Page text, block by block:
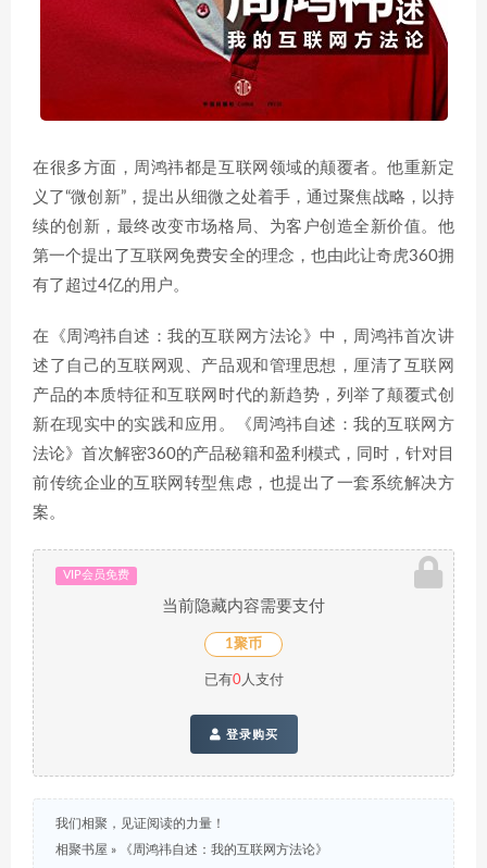
在很多方面，周鸿祎都是互联网领域的颠覆者。他重新定
义了“微创新”，提出从细微之处着手，通过聚焦战略，以持
续的创新，最终改变市场格局、为客户创造全新价值。他
第一个提出了互联网免费安全的理念，也由此让奇虎360拥
有了超过4亿的用户。
在《周鸿祎自述：我的互联网方法论》中，周鸿祎首次讲
述了自己的互联网观、产品观和管理思想，厘清了互联网
产品的本质特征和互联网时代的新趋势，列举了颠覆式创
新在现实中的实践和应用。《周鸿祎自述：我的互联网方
法论》首次解密360的产品秘籍和盈利模式，同时，针对目
前传统企业的互联网转型焦虑，也提出了一套系统解决方
案。
VIP会员免费
当前隐藏内容需要支付
1聚币
已有0人支付
登录购买
我们相聚，见证阅读的力量！
相聚书屋 » 《周鸿祎自述：我的互联网方法论》